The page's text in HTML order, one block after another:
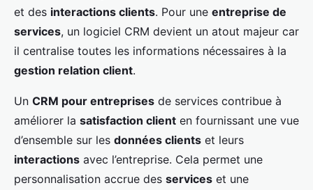
et des interactions clients. Pour une entreprise de
services, un logiciel CRM devient un atout majeur car
il centralise toutes les informations nécessaires à la
gestion relation client.
Un CRM pour entreprises de services contribue à
améliorer la satisfaction client en fournissant une vue
d’ensemble sur les données clients et leurs
interactions avec l’entreprise. Cela permet une
personnalisation accrue des services et une